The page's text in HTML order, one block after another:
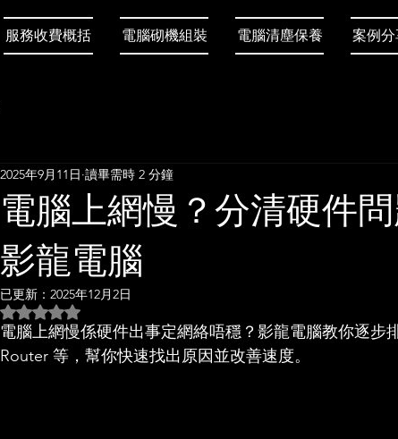
服務收費概括 電腦砌機組裝 電腦清塵保養 案例
電腦上網慢？分清硬件
影龍電腦
2025年9月11日 讀畢需時 2 分鐘
已更新： 2025年12月2日
評等為 NaN（最高為 5 顆星）。
電腦上網慢係硬件出事定網絡唔穩？影龍電腦教你逐步
Router 等，幫你快速找出原因並改善速度。